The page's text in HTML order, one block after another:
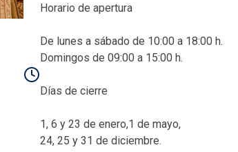
Horario de apertura
De lunes a sábado de 10:00 a 18:00 h.
Domingos de 09:00 a 15:00 h.
Días de cierre
1, 6 y 23 de enero,1 de mayo,
24, 25 y 31 de diciembre.